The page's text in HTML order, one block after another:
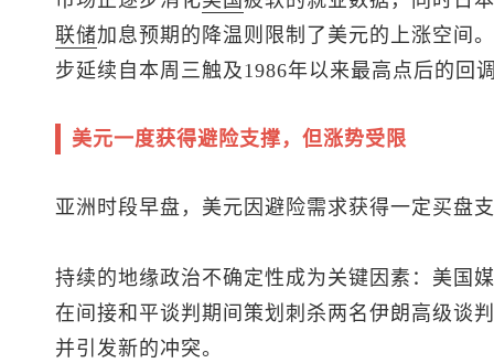
联储加息预期的降温则限制了美元的上涨空间
步延续自本周三触及1986年以来最高点后的回
美元一度获得避险支撑，但涨势受限
亚洲时段早盘，美元因避险需求获得一定买盘
持续的地缘政治不确定性成为关键因素：美国
在间接和平谈判期间策划刺杀两名伊朗高级谈
并引发新的冲突。